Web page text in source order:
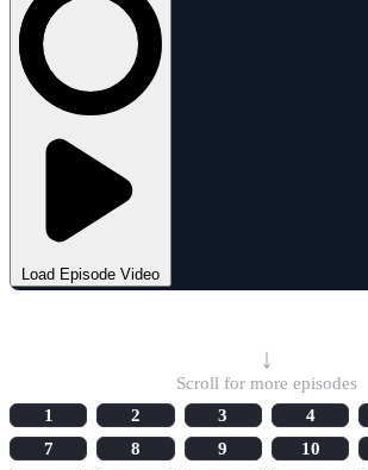
Load Episode Video
↓
Scroll for more episodes
1
2 3 4
7
8 9 10